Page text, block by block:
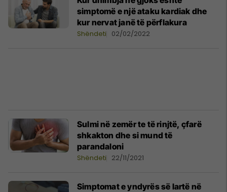
simptomë e një ataku kardiak dhe
kur nervat janë të përflakura
Shëndeti 02/02/2022
Sulmi në zemër te të rinjtë, çfarë
shkakton dhe si mund të
parandaloni
Shëndeti 22/11/2021
Simptomat e yndyrës së lartë në